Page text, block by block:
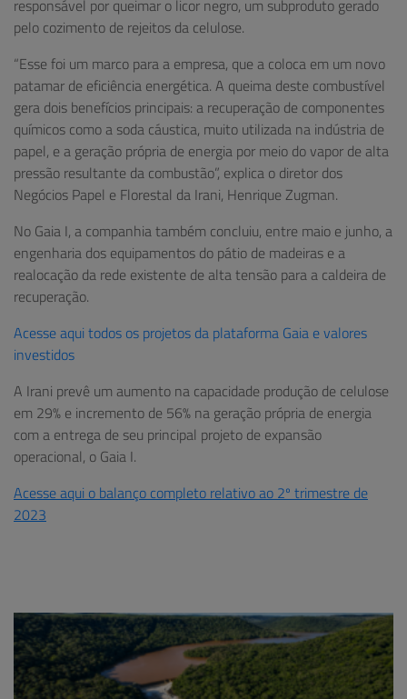
responsável por queimar o licor negro, um subproduto gerado
pelo cozimento de rejeitos da celulose.
“Esse foi um marco para a empresa, que a coloca em um novo
patamar de eficiência energética. A queima deste combustível
gera dois benefícios principais: a recuperação de componentes
químicos como a soda cáustica, muito utilizada na indústria de
papel, e a geração própria de energia por meio do vapor de alta
pressão resultante da combustão”, explica o diretor dos
Negócios Papel e Florestal da Irani, Henrique Zugman.
No Gaia I, a companhia também concluiu, entre maio e junho, a
engenharia dos equipamentos do pátio de madeiras e a
realocação da rede existente de alta tensão para a caldeira de
recuperação.
Acesse aqui todos os projetos da plataforma Gaia e valores
investidos
A Irani prevê um aumento na capacidade produção de celulose
em 29% e incremento de 56% na geração própria de energia
com a entrega de seu principal projeto de expansão
operacional, o Gaia I.
Acesse aqui o balanço completo relativo ao 2º trimestre de
2023